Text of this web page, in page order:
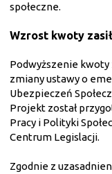
społeczne.
Wzrost kwoty
Podwyższenie kwoty
zmiany ustawy o
Ubezpieczeń
Projekt został
Pracy i Polityki
Centrum Legislacji.
Zgodnie z